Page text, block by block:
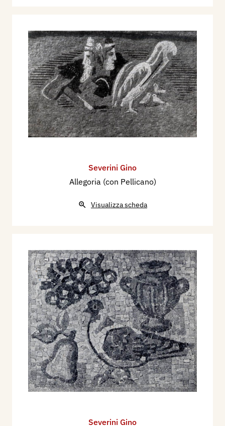
Severini Gino
Allegoria (con Pellicano)
Visualizza scheda
Severini Gino